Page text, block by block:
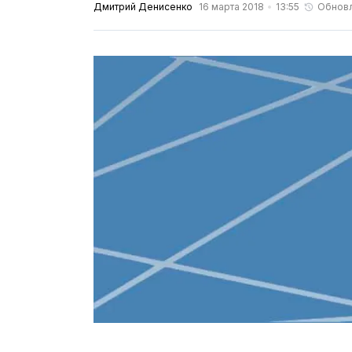
Дмитрий Денисенко 16 марта 2018 13:55